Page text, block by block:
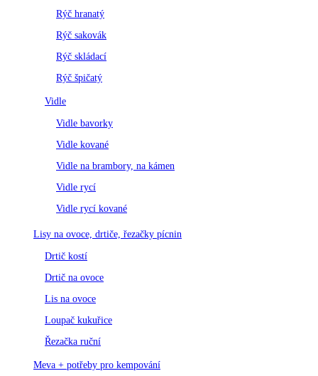
Rýč hranatý
Rýč sakovák
Rýč skládací
Rýč špičatý
Vidle
Vidle bavorky
Vidle kované
Vidle na brambory, na kámen
Vidle rycí
Vidle rycí kované
Lisy na ovoce, drtiče, řezačky pícnin
Drtič kostí
Drtič na ovoce
Lis na ovoce
Loupač kukuřice
Řezačka ruční
Meva + potřeby pro kempování